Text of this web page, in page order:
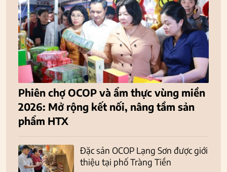
Phiên chợ OCOP và ẩm thực vùng miền
2026: Mở rộng kết nối, nâng tầm sản
phẩm HTX
Đặc sản OCOP Lạng Sơn được giới
thiệu tại phố Tràng Tiền